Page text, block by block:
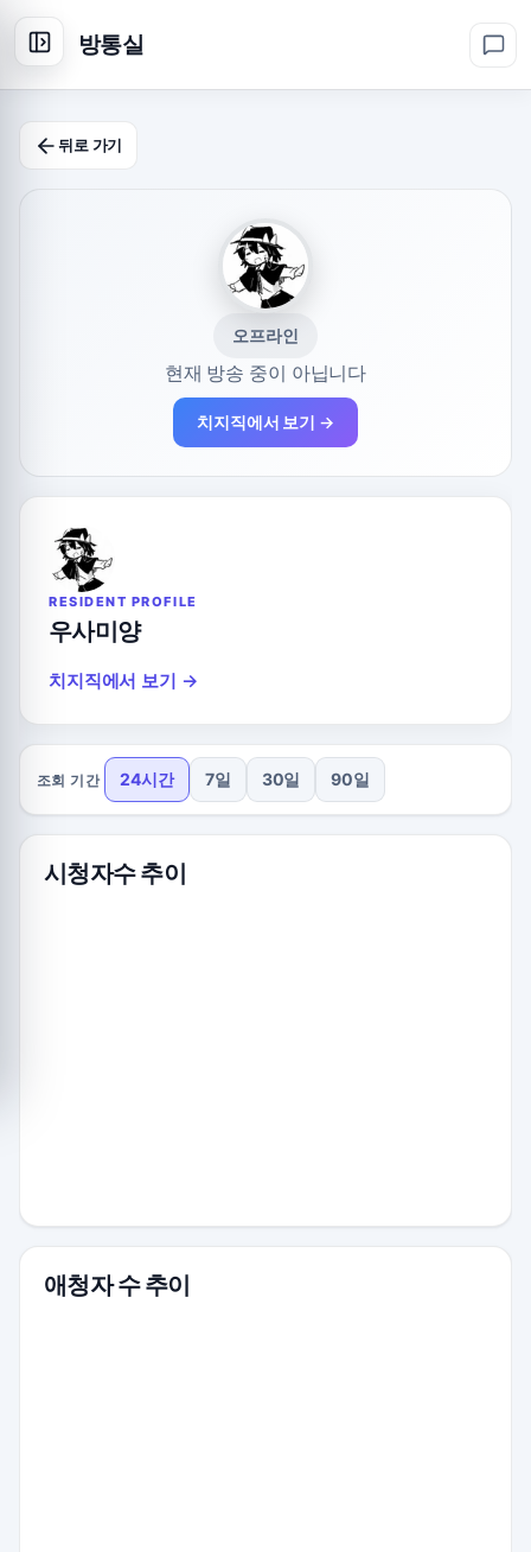
방통실
뒤로 가기
오프라인
현재 방송 중이 아닙니다
치지직에서 보기 →
RESIDENT PROFILE
우사미양
치지직에서 보기 →
조회 기간 24시간 7일 30일 90일
시청자수 추이
애청자 수 추이